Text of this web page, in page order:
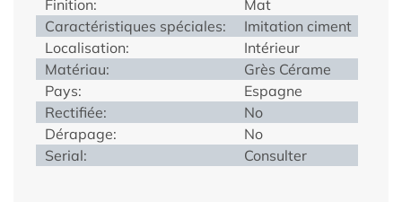
Finition:
Mat
Caractéristiques spéciales:
Imitation ciment
Localisation:
Intérieur
Matériau:
Grès Cérame
Pays:
Espagne
Rectifiée:
No
Dérapage:
No
Serial:
Consulter